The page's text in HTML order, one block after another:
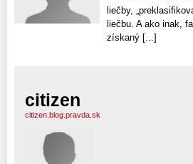
liečby,
liečbu. A ako inak,
získaný [...]
citizen
citizen.blog.pravda.sk